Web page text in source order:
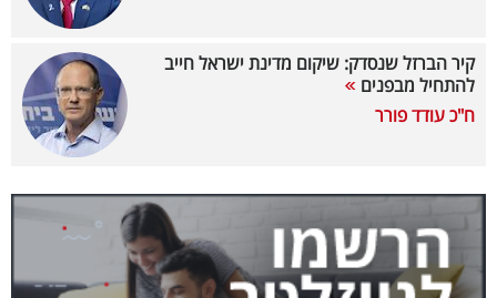
טלוויזיה
עסקי
קריירה
ולימודים
מינויים
קיר הברזל שנסדק: שיקום מדינת ישראל חייב
להתחיל מבפנים
ח"כ עודד פורר